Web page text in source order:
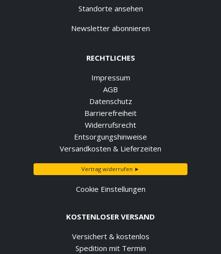
Standorte ansehen
Newsletter abonnieren
RECHTLICHES
Impressum
AGB
Datenschutz
Barrierefreiheit
Widerrufsrecht
Entsorgungshinweise
Versandkosten & Lieferzeiten
Vertrag widerrufen ►
Cookie Einstellungen
KOSTENLOSER VERSAND
Versichert & kostenlos
Spedition mit Termin